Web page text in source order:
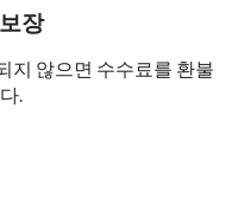
장
지 않으면 수수료를 환불
.